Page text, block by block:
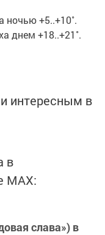
ночью +5..+10˚.
днем +18..+21˚.
интересным в
в
MАХ:
слава») в